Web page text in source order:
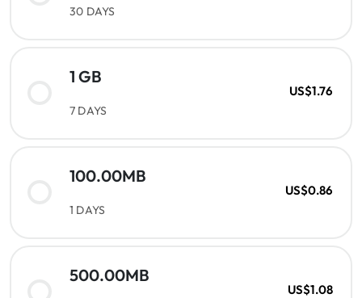
30 DAYS
1 GB
7 DAYS
US$1.76
100.00MB
1 DAYS
US$0.86
500.00MB
US$1.08